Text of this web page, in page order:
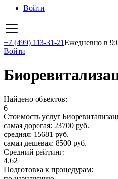
Войти
+7 (499) 113-31-21Ежедневно в
Войти
Найдено объектов:
6
Стоимость услуг
самая дорогая: 23700 руб.
средняя: 15681 руб.
самая дешёвая: 8500 руб.
Средний рейтинг:
4.62
Подготовка к процедурам: